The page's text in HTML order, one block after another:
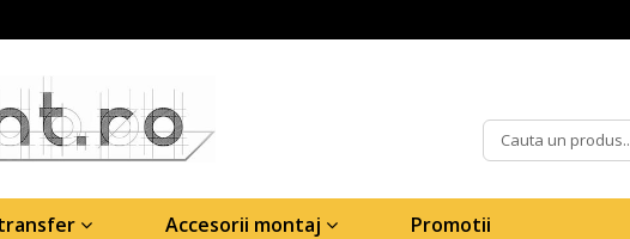
Accesorii montaj Promotii